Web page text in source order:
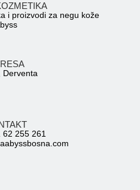
i proizvodi za negu kože
Derventa
62 255 261